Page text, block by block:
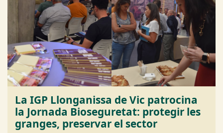
La IGP Llonganissa de Vic patrocina
la Jornada Bioseguretat: protegir les
granges, preservar el sector